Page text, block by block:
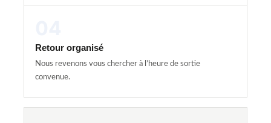
Retour organisé
Nous revenons vous chercher à l’heure de sortie
convenue.